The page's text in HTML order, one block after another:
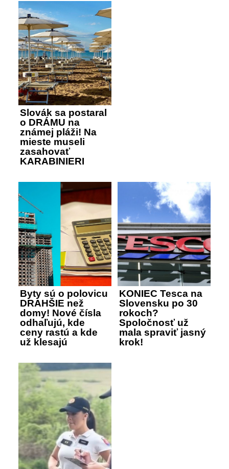
Slovák sa postaral
o DRÁMU na
známej pláži! Na
mieste museli
zasahovať
KARABINIERI
Byty sú o polovicu
DRAHŠIE než
domy! Nové čísla
odhaľujú, kde
ceny rastú a kde
už klesajú
KONIEC Tesca na
Slovensku po 30
rokoch?
Spoločnosť už
mala spraviť jasný
krok!